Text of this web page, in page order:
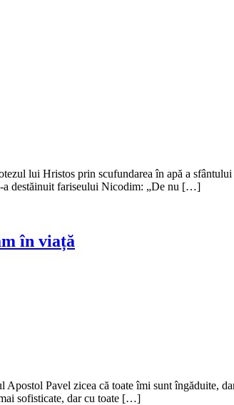
lui Hristos prin scufundarea în apă a
a destăinuit fariseului Nicodim: „De nu […]
în viață
Pavel zicea că toate îmi sunt îngăduite,
sofisticate, dar cu toate […]